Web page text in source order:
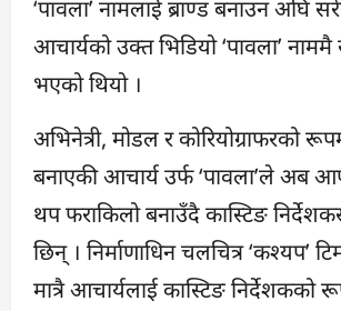
‘पावला’ नामलाई ब्राण्ड बनाउन अघि
आचार्यको उक्त भिडियो ‘पावला’
भएको थियो ।
अभिनेत्री, मोडल र कोरियोग्राफरको
बनाएकी आचार्य उर्फ ‘पावला’ले अब
थप फराकिलो बनाउँदै कास्टिङ
छिन् । निर्माणाधिन चलचित्र ‘कश्यप’
मात्रै आचार्यलाई कास्टिङ निर्देशकको